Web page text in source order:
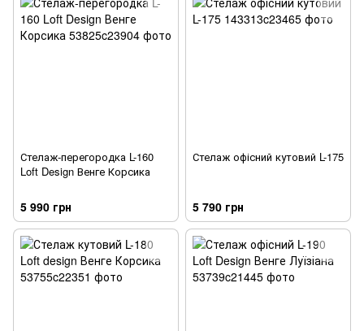
Стелаж-перегородка L-160
Loft Design Венге Корсика
5 990 грн
Стелаж офісний кутовий L-175
5 790 грн